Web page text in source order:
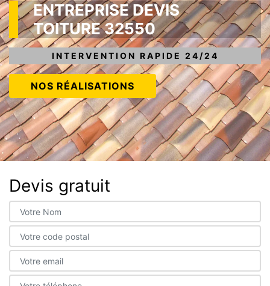
ENTREPRISE DEVIS
TOITURE 32550
INTERVENTION RAPIDE 24/24
NOS RÉALISATIONS
Devis gratuit